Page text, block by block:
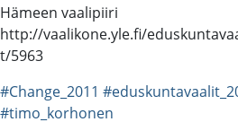
Hämeen vaalipiiri
http://vaalikone.yle.fi/
t/5963
#Change_2011
#timo_korhonen